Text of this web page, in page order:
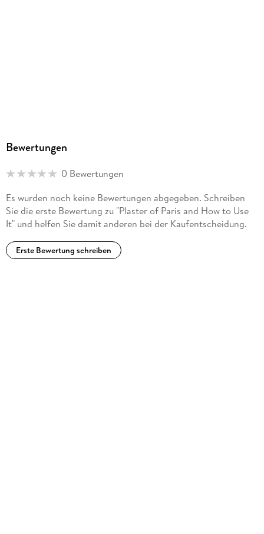
Bewertungen
0 Bewertungen
Es wurden noch keine Bewertungen abgegeben. Schreiben
Sie die erste Bewertung zu "Plaster of Paris and How to Use
It" und helfen Sie damit anderen bei der Kaufentscheidung.
Erste Bewertung schreiben